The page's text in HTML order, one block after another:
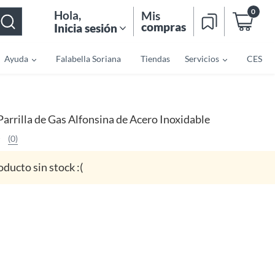
Hola,
Inicia sesión
Mis
compras
0
Ayuda Falabella Soriana Tiendas Servicios CES
de Gas Alfonsina de Acero Inoxidable
(0)
sin stock :(